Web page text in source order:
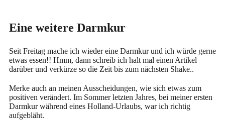
Eine weitere Darmkur
Seit Freitag mache ich wieder eine Darmkur und ich würde gerne
etwas essen!! Hmm, dann schreib ich halt mal einen Artikel
darüber und verkürze so die Zeit bis zum nächsten Shake..
Merke auch an meinen Ausscheidungen, wie sich etwas zum
positiven verändert. Im Sommer letzten Jahres, bei meiner ersten
Darmkur während eines Holland-Urlaubs, war ich richtig
aufgebläht.